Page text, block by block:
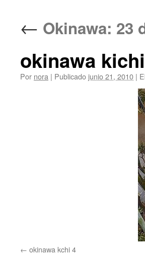
← Okinawa: 23
okinawa
Por nora | Publicado junio 21, 2010 |
okinawa kchi 4